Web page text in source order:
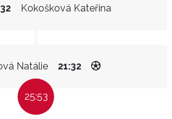
Kokošková Kateřina
Natálie 21:32
25:53